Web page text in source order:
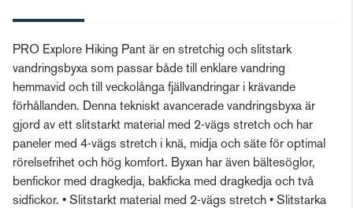
PRO Explore Hiking Pant är en stretchig och slitstark
vandringsbyxa som passar både till enklare vandring
hemmavid och till veckolånga fjällvandringar i krävande
förhållanden. Denna tekniskt avancerade vandringsbyxa är
gjord av ett slitstarkt material med 2-vägs stretch och har
paneler med 4-vägs stretch i knä, midja och säte för optimal
rörelsefrihet och hög komfort. Byxan har även bältesöglor,
benfickor med dragkedja, bakficka med dragkedja och två
sidfickor. • Slitstarkt material med 2-vägs stretch • Slitstarka